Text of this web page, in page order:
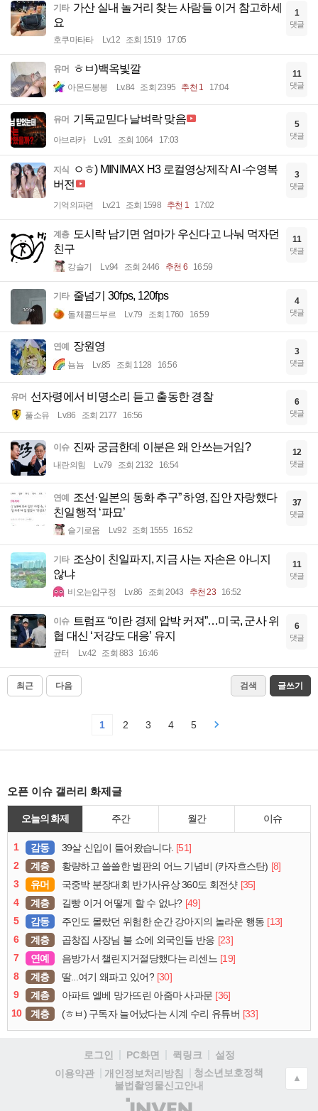
기타 가산 실내 놀거리 찾는 사람들 이거 참고하세
요
호쿠마타타 Lv.12 조회 1519 17:05
1
댓글
유머 ㅎㅂ)백옥빛깔
아몬드봉봉 Lv.84 조회 2395 추천 1 17:04
11
댓글
유머 기독교믿다 날벼락 맞음
아브라카 Lv.91 조회 1064 17:03
5
댓글
지식
ㅇㅎ) MINIMAX H3 로컬영상제작 AI -수영복
버전
기억의파편 Lv.21 조회 1598 추천 1 17:02
3
댓글
계층 도시락 남기면 엄마가 우신다고 나눠 먹자던
친구
강슬기 Lv.94 조회 2446 추천 6 16:59
11
댓글
기타 줄넘기 30fps, 120fps
돌체콜드부르 Lv.79 조회 1760 16:59
4
댓글
연예 장원영
뇸뇸 Lv.85 조회 1128 16:56
3
댓글
유머 선자령에서 비명소리 듣고 출동한 경찰
풀소유 Lv.86 조회 2177 16:56
6
댓글
이슈 진짜 궁금한데 이분은 왜 안쓰는거임?
내란의힘 Lv.79 조회 2132 16:54
12
댓글
연예 조선·일본의 동화 추구” 하영, 집안 자랑했다
친일행적 ‘파묘’
슬기로움 Lv.92 조회 1555 16:52
37
댓글
기타 조상이 친일파지, 지금 사는 자손은 아니지
않냐
비오는압구정 Lv.86 조회 2043 추천 23 16:52
11
댓글
이슈
트럼프 “이란 경제 압박 커져”…미국, 군사 위
협 대신 ‘저강도 대응’ 유지
균터 Lv.42 조회 883 16:46
6
댓글
최근 다음 검색 글쓰기
1 2 3 4 5
오픈 이슈 갤러리 화제글
오늘의 화제 주간 월간 이슈
1 감동 39살 신입이 들어왔습니다. [51]
2
계층 황량하고 쓸쓸한 벌판의 어느 기념비 (카자흐스탄) [8]
3
유머 국중박 분장대회 반가사유상 360도 회전샷 [35]
4
계층 길빵 이거 어떻게 할 수 없나? [49]
5
감동 주인도 몰랐던 위험한 순간 강아지의 놀라운 행동 [13]
6
계층 곱창집 사장님 불 쇼에 외국인들 반응 [23]
7
연예 음방가서 챌린지거절당했다는 리센느 [19]
8
계층 딸...여기 왜파고 있어? [30]
9
계층 아파트 엘베 망가뜨린 아줌마 사과문 [36]
10
계층 (ㅎㅂ) 구독자 늘어났다는 시계 수리 유튜버 [33]
로그인 PC화면 퀵링크
설정
이용약관
개인정보처리방침
청소년보호정책
불법촬영물신고안내
(주)
▲